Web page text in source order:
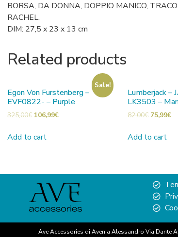
BORSA, DA DONNA, DOPPIO MANICO,
RACHEL.
DIM: 27,5 x 23 x 13 cm
Related products
Sale!
Egon Von Furstenberg –
EVF0822- – Purple
325,00€ 106,99€
Add to cart
Lumberjack –
LK3503 –
82,00€ 75,99€
Add to cart
Ave Accessories di Avenia Alessandro Via Dante